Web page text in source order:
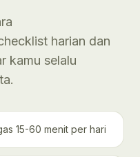
harian dan
kamu selalu
15-60 menit per hari